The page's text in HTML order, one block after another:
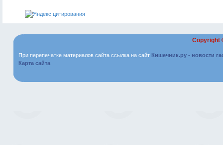
Copyright
При перепечатке материалов сайта ссылка на сайт Кишечник.ру - новости
Карта сайта